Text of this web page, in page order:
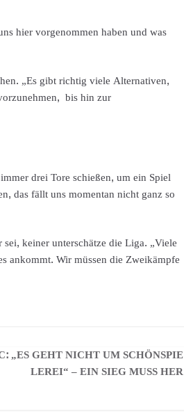
hier vorgenommen haben und was
„Es gibt richtig viele Alternativen,
bis hin zur
drei Tore schießen, um ein Spiel
das fällt uns momentan nicht ganz so
keiner unterschätze die Liga. „Viele
ankommt. Wir müssen die Zweikämpfe
„ES GEHT NICHT UM SCHÖNSPIE
LEREI“ – EIN SIEG MUSS HER